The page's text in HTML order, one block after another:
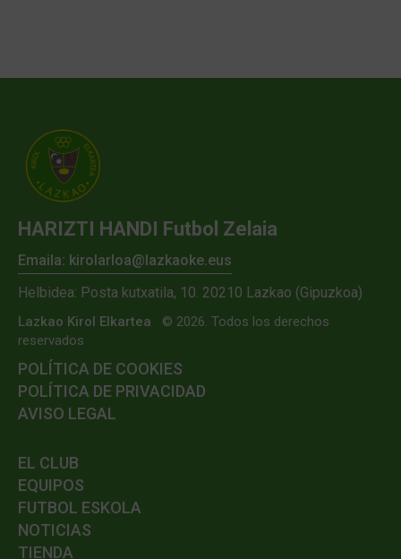
HARIZTI HANDI Futbol Zelaia
Emaila: kirolarloa@lazkaoke.eus
Helbidea: Posta kutxatila, 10. 20210 Lazkao (Gipuzkoa)
Lazkao Kirol Elkartea
© 2026. Todos los derechos
reservados
POLÍTICA DE COOKIES
POLÍTICA DE PRIVACIDAD
AVISO LEGAL
EL CLUB
EQUIPOS
FUTBOL ESKOLA
NOTICIAS
TIENDA